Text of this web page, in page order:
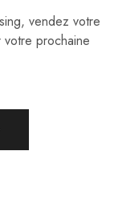
vendez votre
prochaine